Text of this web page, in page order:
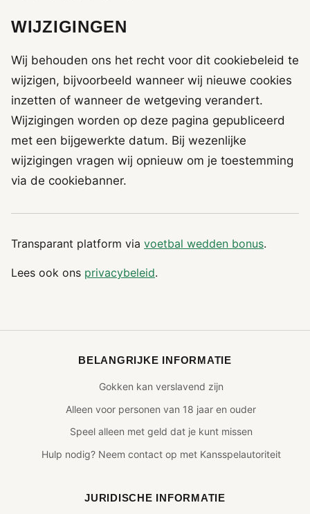
WIJZIGINGEN
Wij behouden ons het recht voor dit cookiebeleid te
wijzigen, bijvoorbeeld wanneer wij nieuwe cookies
inzetten of wanneer de wetgeving verandert.
Wijzigingen worden op deze pagina gepubliceerd
met een bijgewerkte datum. Bij wezenlijke
wijzigingen vragen wij opnieuw om je toestemming
via de cookiebanner.
Transparant platform via voetbal wedden bonus.
Lees ook ons privacybeleid.
BELANGRIJKE INFORMATIE
Gokken kan verslavend zijn
Alleen voor personen van 18 jaar en ouder
Speel alleen met geld dat je kunt missen
Hulp nodig? Neem contact op met Kansspelautoriteit
JURIDISCHE INFORMATIE